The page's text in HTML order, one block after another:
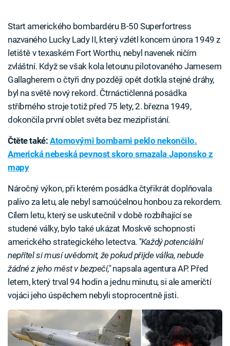
Start amerického bombardéru B-50 Superfortress
nazvaného Lucky Lady II, který vzlétl koncem února 1949 z
letiště v texaském Fort Worthu, nebyl navenek ničím
zvláštní. Když se však kola letounu pilotovaného Jamesem
Gallagherem o čtyři dny později opět dotkla stejné dráhy,
byl na světě nový rekord. Čtrnáctičlenná posádka
stříbrného stroje totiž před 75 lety, 2. března 1949,
dokončila první oblet světa bez mezipřistání.
Čtěte také: Atomovými bombami peklo nekončilo.
Americká nebeská pevnost skoro smazala Japonsko z
mapy
Náročný výkon, při kterém posádka čtyřikrát doplňovala
palivo za letu, ale nebyl samoúčelnou honbou za rekordem.
Cílem letu, který se uskutečnil v době rozbíhající se
studené války, bylo také ukázat Moskvě schopnosti
amerického strategického letectva. "Každý potenciální
nepřítel si musí uvědomit, že pokud přijde válka, nebude
žádné z jeho měst v bezpečí,"napsala agentura AP. Před
letem, který trval 94 hodin a jednu minutu, si ale američtí
vojáci jeho úspěchem nebyli stoprocentně jisti.